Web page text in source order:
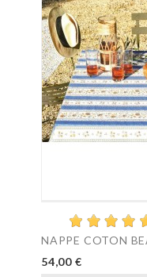
NAPPE COTON
54,00 €